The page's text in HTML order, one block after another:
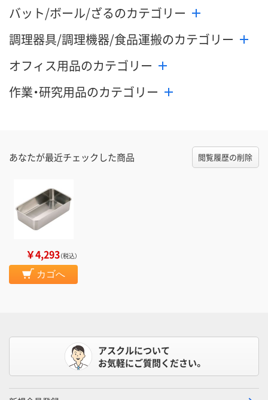
バット/ボール/ざるのカテゴリー
調理器具/調理機器/食品運搬のカテゴリー
オフィス用品のカテゴリー
作業・研究用品のカテゴリー
あなたが最近チェックした商品 閲覧履歴の削除
￥4,293（税込）
カゴへ
アスクルについて
お気軽にご質問ください。